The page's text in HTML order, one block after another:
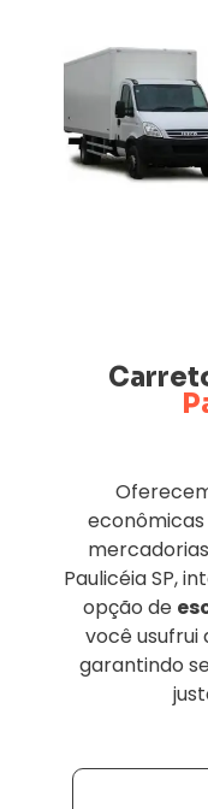
Paulicéia SP,
opção de
você usufrui
garantindo